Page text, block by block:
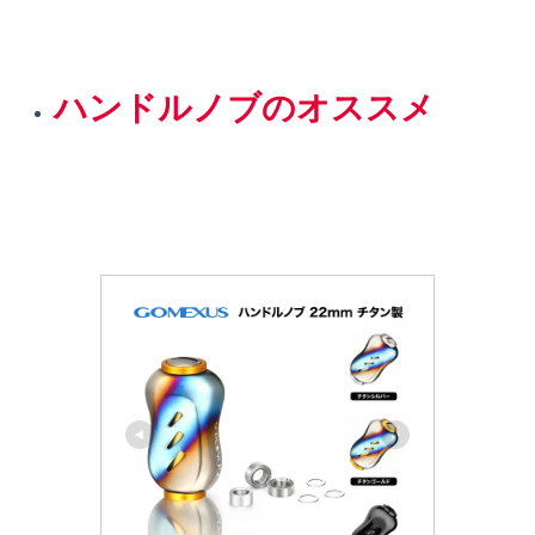
ハンドルノブのオススメ